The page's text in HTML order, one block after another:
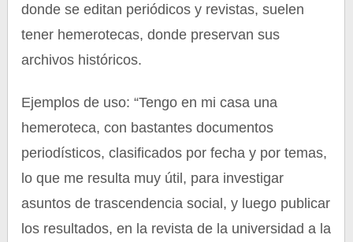
donde se editan periódicos y revistas, suelen
tener hemerotecas, donde preservan sus
archivos históricos.
Ejemplos de uso: “Tengo en mi casa una
hemeroteca, con bastantes documentos
periodísticos, clasificados por fecha y por temas,
lo que me resulta muy útil, para investigar
asuntos de trascendencia social, y luego publicar
los resultados, en la revista de la universidad a la